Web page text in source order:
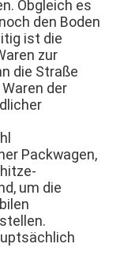
Obgleich es
den Boden
ist die
zur
die Straße
der
Packwagen,
um die